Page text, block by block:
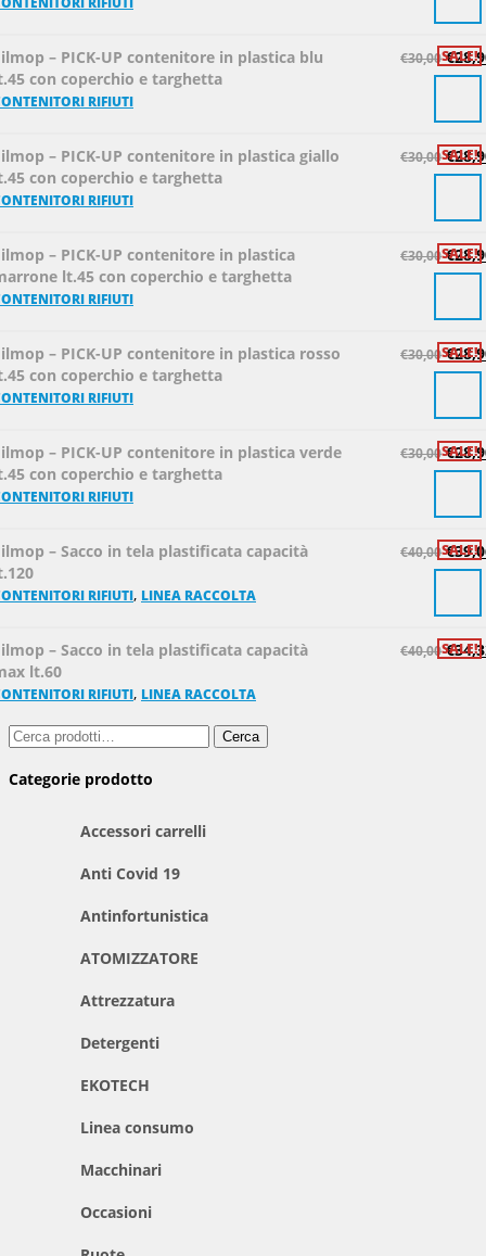
SALE!
€30,00 €
– PICK-UP contenitore in plastica blu
con coperchio e targhetta
RIFIUTI
SALE!
€30,00 €
– PICK-UP contenitore in plastica giallo
con coperchio e targhetta
RIFIUTI
SALE!
€30,00 €
– PICK-UP contenitore in plastica
lt.45 con coperchio e targhetta
RIFIUTI
SALE!
€30,00 €
– PICK-UP contenitore in plastica rosso
con coperchio e targhetta
RIFIUTI
SALE!
€30,00 €
– PICK-UP contenitore in plastica verde
con coperchio e targhetta
RIFIUTI
SALE!
€40,00 €
– Sacco in tela plastificata capacità
RIFIUTI, LINEA RACCOLTA
SALE!
€40,00 €
– Sacco in tela plastificata capacità
lt.60
RIFIUTI, LINEA RACCOLTA
Cerca: Cerca
Categorie prodotto
Accessori carrelli
Anti Covid 19
Antinfortunistica
ATOMIZZATORE
Attrezzatura
Detergenti
EKOTECH
Linea consumo
Macchinari
Occasioni